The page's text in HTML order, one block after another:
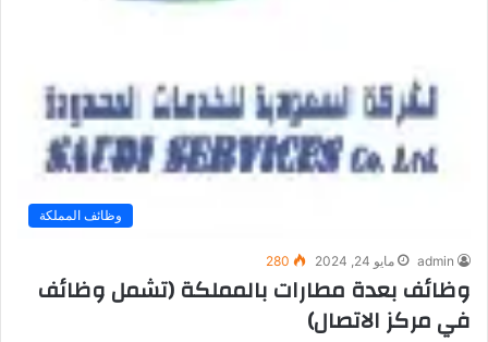
وظائف المملكة
admin مايو 24, 2024 280
وظائف بعدة مطارات بالمملكة (تشمل وظائف
في مركز الاتصال)